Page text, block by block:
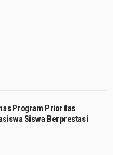
Program Prioritas
Siswa Berprestasi